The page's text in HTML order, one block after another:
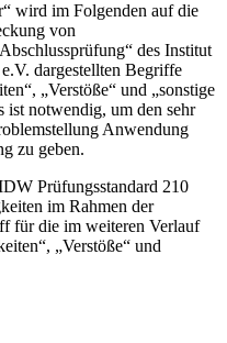
wird im Folgenden auf die
von
des Institut
dargestellten Begriffe
„Verstöße“ und „sonstige
ist notwendig, um den sehr
Anwendung
zu geben.
Prüfungsstandard 210
im Rahmen der
für die im weiteren Verlauf
„Verstöße“ und